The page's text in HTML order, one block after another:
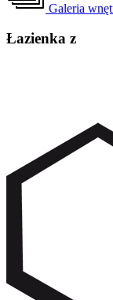
Galeria
Łazienka z